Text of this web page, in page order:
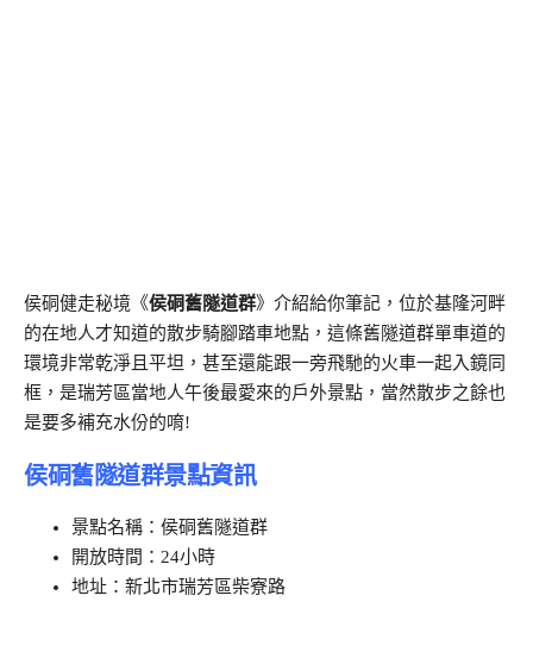
侯硐健走秘境《侯硐舊隧道群》介紹給你筆記，位於基隆河畔
的在地人才知道的散步騎腳踏車地點，這條舊隧道群單車道的
環境非常乾淨且平坦，甚至還能跟一旁飛馳的火車一起入鏡同
框，是瑞芳區當地人午後最愛來的戶外景點，當然散步之餘也
是要多補充水份的唷!
侯硐舊隧道群景點資訊
景點名稱：侯硐舊隧道群
開放時間：24小時
地址：新北市瑞芳區柴寮路